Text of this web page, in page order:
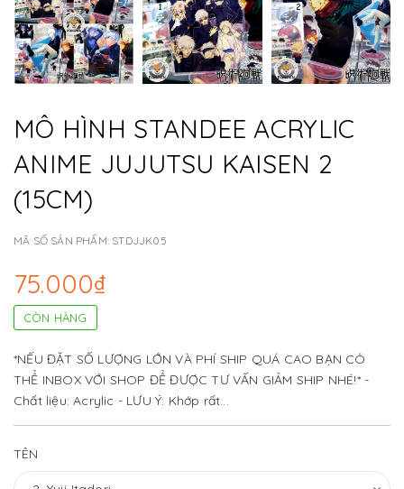
MÔ HÌNH STANDEE ACRYLIC
ANIME JUJUTSU KAISEN 2
(15CM)
MÃ SỐ SẢN PHẨM: STDJJK05
75.000₫
CÒN HÀNG
*NẾU ĐẶT SỐ LƯỢNG LỚN VÀ PHÍ SHIP QUÁ CAO BẠN CÓ
THỂ INBOX VỚI SHOP ĐỂ ĐƯỢC TƯ VẤN GIẢM SHIP NHÉ!* -
Chất liệu: Acrylic - LƯU Ý: Khớp rất...
TÊN